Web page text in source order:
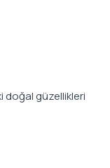
doğal güzellikleri